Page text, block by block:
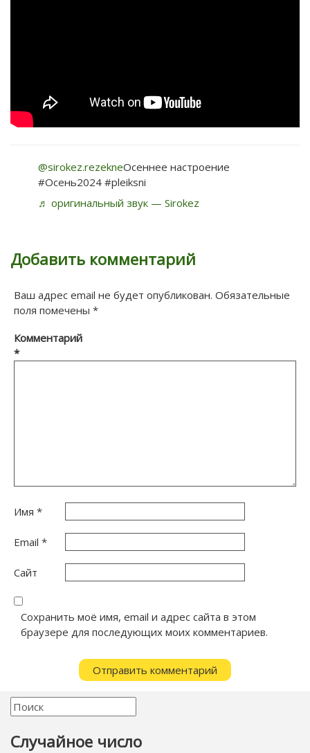
@sirokez.rezekneОсеннее настроение
#Осень2024 #pleiksni
♬ оригинальный звук — Sirokez
Добавить комментарий
Ваш адрес email не будет опубликован. Обязательные
поля помечены *
Комментарий
*
Имя *
Email *
Сайт
Сохранить моё имя, email и адрес сайта в этом
браузере для последующих моих комментариев.
Случайное число